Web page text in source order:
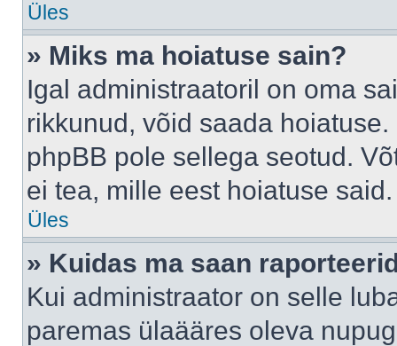
Üles
» Miks ma hoiatuse sain?
Igal administraatoril on oma
rikkunud, võid saada
phpBB pole sellega seotud.
ei tea, mille eest hoiatuse said.
Üles
» Kuidas ma saan
Kui administraator on selle
paremas ülaääres oleva